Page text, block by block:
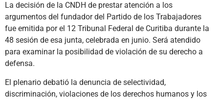
La decisión de la CNDH de prestar atención a los
argumentos del fundador del Partido de los Trabajadores
fue emitida por el 12 Tribunal Federal de Curitiba durante la
48 sesión de esa junta, celebrada en junio. Será atendido
para examinar la posibilidad de violación de su derecho a
defensa.
El plenario debatió la denuncia de selectividad,
discriminación, violaciones de los derechos humanos y los